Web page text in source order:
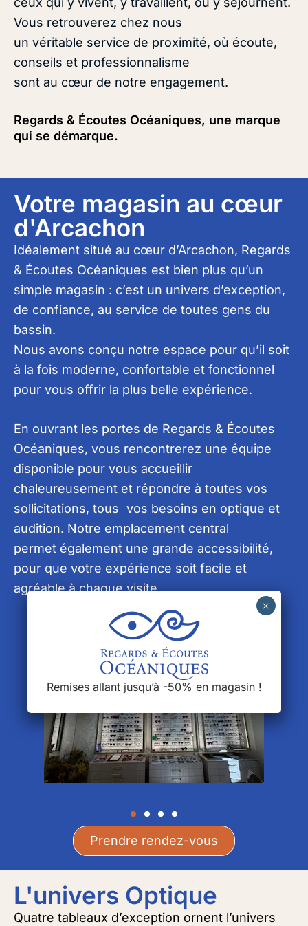
Vous retrouverez chez nous
un véritable service de proximité, où écoute,
conseils et professionnalisme
sont au cœur de notre engagement.
Regards & Écoutes Océaniques, une marque
qui se démarque.
Votre magasin au cœur
d'Arcachon
Idéalement situé au cœur d’Arcachon, Regards
& Écoutes Océaniques est bien plus qu’un
simple magasin : c’est un univers d’exception,
de confiance, au service de toutes gens du
bassin.
Nous avons conçu notre espace pour qu’il soit
à la fois moderne, confortable et fonctionnel
pour vous offrir la plus belle expérience.
En ouvrant les portes de Regards & Écoutes
Océaniques, vous rencontrerez une équipe
disponible pour vous accueillir
chaleureusement et répondre à toutes vos
sollicitations, tous vos besoins en optique et
audition. Notre emplacement central
permet également une grande accessibilité,
pour que votre expérience soit facile et
agréable à chaque visite.
Prendre rendez-vous
L'univers Optique
Quatre tableaux d’exception ornent l’univers
Remises allant jusqu’à -50% en magasin !